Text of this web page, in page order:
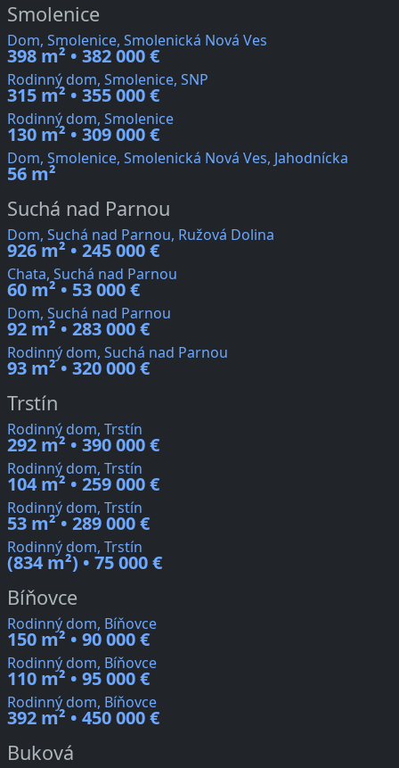
Smolenice
Dom, Smolenice, Smolenická Nová Ves
398 m² • 382 000 €
Rodinný dom, Smolenice, SNP
315 m² • 355 000 €
Rodinný dom, Smolenice
130 m² • 309 000 €
Dom, Smolenice, Smolenická Nová Ves, Jahodnícka
56 m²
Suchá nad Parnou
Dom, Suchá nad Parnou, Ružová Dolina
926 m² • 245 000 €
Chata, Suchá nad Parnou
60 m² • 53 000 €
Dom, Suchá nad Parnou
92 m² • 283 000 €
Rodinný dom, Suchá nad Parnou
93 m² • 320 000 €
Trstín
Rodinný dom, Trstín
292 m² • 390 000 €
Rodinný dom, Trstín
104 m² • 259 000 €
Rodinný dom, Trstín
53 m² • 289 000 €
Rodinný dom, Trstín
(834 m²) • 75 000 €
Bíňovce
Rodinný dom, Bíňovce
150 m² • 90 000 €
Rodinný dom, Bíňovce
110 m² • 95 000 €
Rodinný dom, Bíňovce
392 m² • 450 000 €
Buková